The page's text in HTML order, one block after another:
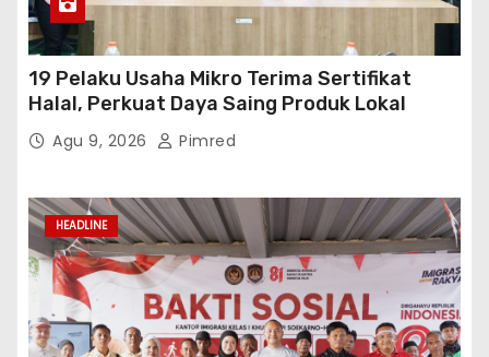
19 Pelaku Usaha Mikro Terima Sertifikat
Halal, Perkuat Daya Saing Produk Lokal
Agu 9, 2026 Pimred
HEADLINE